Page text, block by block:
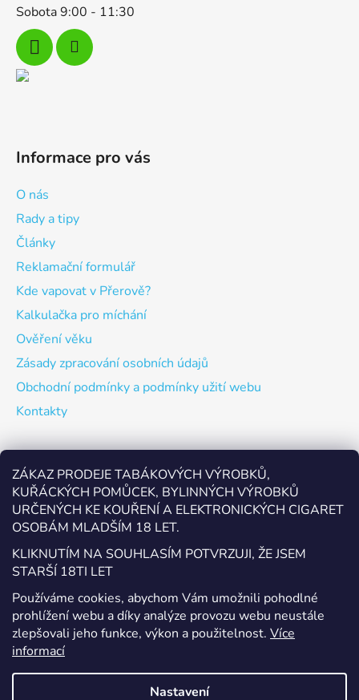
ZÁKAZ PRODEJE TABÁKOVÝCH VÝROBKŮ,
KUŘÁCKÝCH POMŮCEK, BYLINNÝCH VÝROBKŮ
URČENÝCH KE KOUŘENÍ A ELEKTRONICKÝCH CIGARET
OSOBÁM MLADŠÍM 18 LET.
KLIKNUTÍM NA SOUHLASÍM POTVRZUJI, ŽE JSEM
STARŠÍ 18TI LET
Používáme cookies, abychom Vám umožnili pohodlné
prohlížení webu a díky analýze provozu webu neustále
zlepšovali jeho funkce, výkon a použitelnost. Více
informací
Nastavení
Sobota 9:00 - 11:30
Informace pro vás
O nás
Rady a tipy
Články
Reklamační formulář
Kde vapovat v Přerově?
Kalkulačka pro míchání
Ověření věku
Zásady zpracování osobních údajů
Obchodní podmínky a podmínky užití webu
Kontakty
Odebírat newsletter
Vložte svůj e-mail a my vám budeme zasílat informace o
nových produktech na našem e-shopu.
E-mail
Vložením e-mailu souhlasíte s
podmínkami ochrany
osobních údajů
PŘIHLÁSIT SE